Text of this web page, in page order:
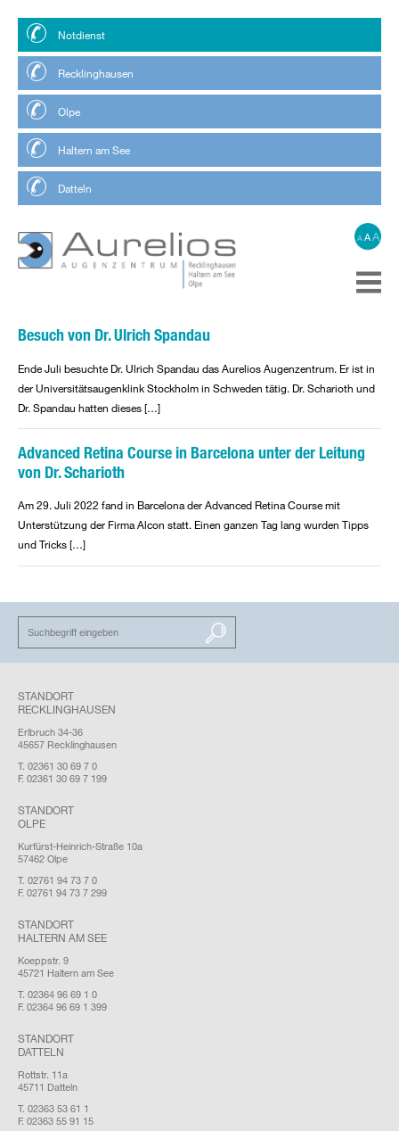
Notdienst
Recklinghausen
Olpe
Haltern am See
Datteln
A AA
Besuch von Dr. Ulrich Spandau
Ende Juli besuchte Dr. Ulrich Spandau das Aurelios Augenzentrum. Er ist in
der Universitätsaugenklink Stockholm in Schweden tätig. Dr. Scharioth und
Dr. Spandau hatten dieses […]
Advanced Retina Course in Barcelona unter der Leitung
von Dr. Scharioth
Am 29. Juli 2022 fand in Barcelona der Advanced Retina Course mit
Unterstützung der Firma Alcon statt. Einen ganzen Tag lang wurden Tipps
und Tricks […]
SUCHEN
STANDORT
RECKLINGHAUSEN
Erlbruch 34-36
45657 Recklinghausen
T. 02361 30 69 7 0
F. 02361 30 69 7 199
STANDORT
OLPE
Kurfürst-Heinrich-Straße 10a
57462 Olpe
T. 02761 94 73 7 0
F. 02761 94 73 7 299
STANDORT
HALTERN AM SEE
Koeppstr. 9
45721 Haltern am See
T. 02364 96 69 1 0
F. 02364 96 69 1 399
STANDORT
DATTELN
Rottstr. 11a
45711 Datteln
T. 02363 53 61 1
F. 02363 55 91 15